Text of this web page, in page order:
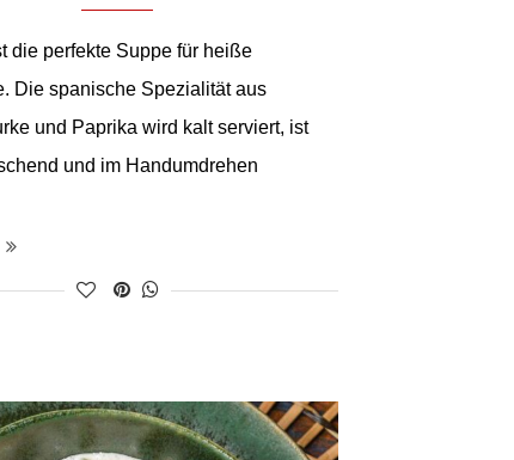
die perfekte Suppe für heiße
Die spanische Spezialität aus
und Paprika wird kalt serviert, ist
und im Handumdrehen